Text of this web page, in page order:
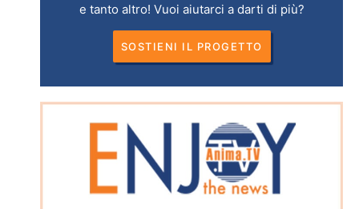
e tanto altro! Vuoi aiutarci a darti di più?
SOSTIENI IL PROGETTO